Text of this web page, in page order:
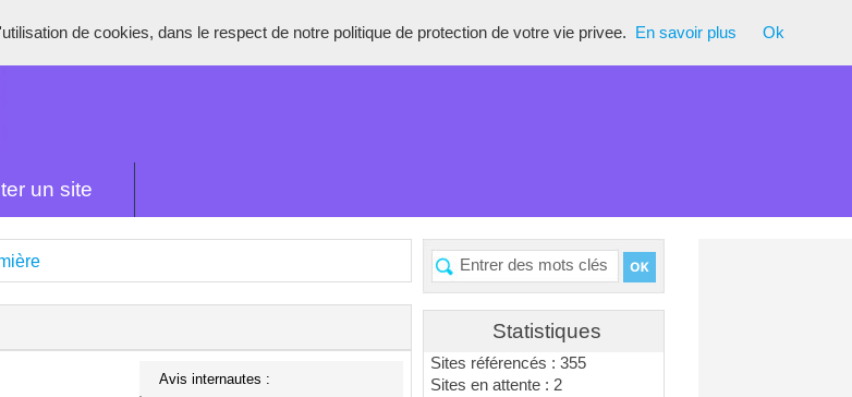
un site
Statistiques
Sites référencés : 355
Sites en attente : 2
Avis internautes :
de cookies, dans le respect de notre politique de protection de votre vie privee. En savoir plus Ok